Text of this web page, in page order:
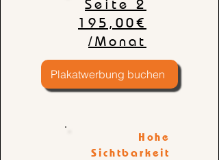
Seite 2
195,00€
/Monat
Plakatwerbung buchen
Hohe
Sichtbarkeit